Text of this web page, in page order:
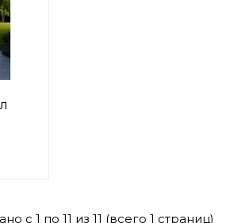
с 1 по 11 из 11 (всего 1 страниц)